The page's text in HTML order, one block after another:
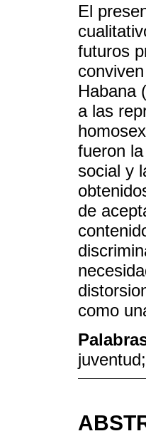
El
futuros
Habana
a las
fueron
social y
de
como